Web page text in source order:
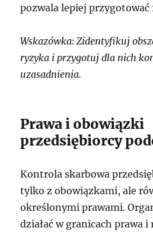
pozwala lepiej
Wskazówka: Zidentyfikuj
ryzyka i przygotuj dla nich
uzasadnienia.
Prawa i obowiązki
przedsiębiorcy
Kontrola skarbowa
tylko z obowiązkami, ale
określonymi prawami.
działać w granicach prawa i